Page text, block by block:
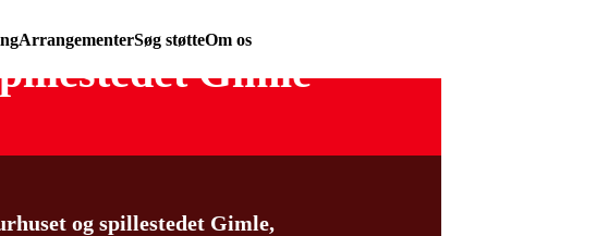
ArrangementerSøg støtteOm os
Gimle
og spillestedet Gimle,